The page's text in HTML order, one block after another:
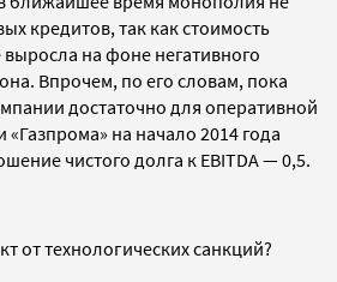
кредитов, так как стоимость
на фоне негативного
Впрочем, по его словам, пока
достаточно для оперативной
«Газпрома» на начало 2014 года
чистого долга к EBITDA—0,5.
от технологических санкций?